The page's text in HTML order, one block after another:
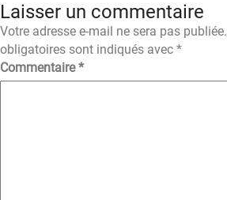
Laisser un commentaire
Votre adresse e-mail ne sera pas publiée.
obligatoires sont indiqués avec *
Commentaire*